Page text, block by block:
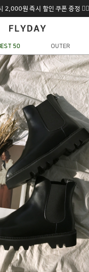
2,000원 즉시 할인 쿠폰 증정 ❤️‍🔥
20% 9/6 화 ~ 9/12월
50 OUTER